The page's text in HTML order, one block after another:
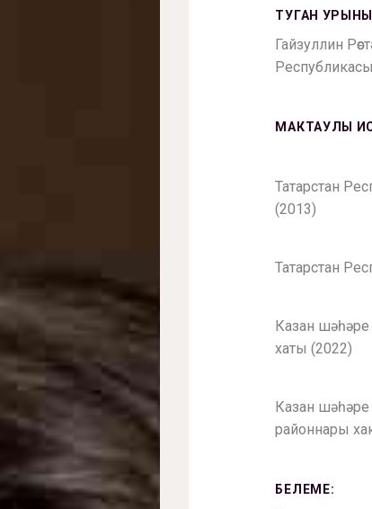
ТУГАН
Гайзуллин
МАКТАУЛЫ
Татарстан
(2013)
Татарстан
Казан
хаты (2022)
Казан
районнары
БЕЛЕМЕ: